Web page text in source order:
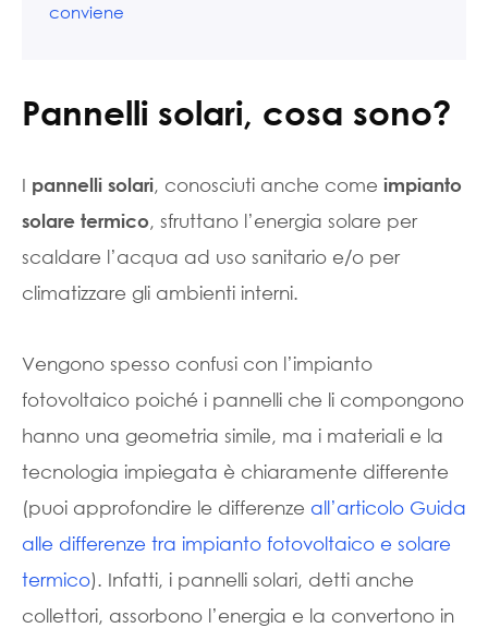
conviene
Pannelli solari, cosa sono?
I pannelli solari, conosciuti anche come impianto
solare termico, sfruttano l’energia solare per
scaldare l’acqua ad uso sanitario e/o per
climatizzare gli ambienti interni.
Vengono spesso confusi con l’impianto
fotovoltaico poiché i pannelli che li compongono
hanno una geometria simile, ma i materiali e la
tecnologia impiegata è chiaramente differente
(puoi approfondire le differenze all’articolo Guida
alle differenze tra impianto fotovoltaico e solare
termico). Infatti, i pannelli solari, detti anche
collettori, assorbono l’energia e la convertono in